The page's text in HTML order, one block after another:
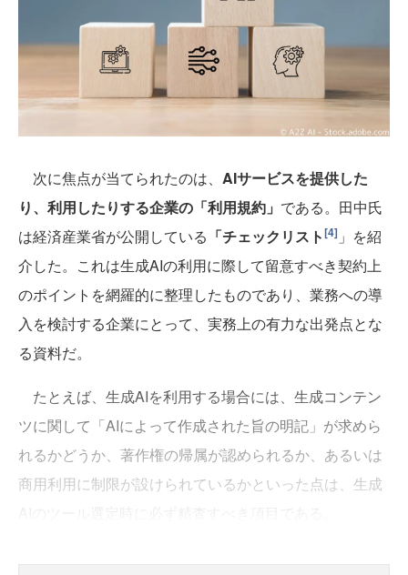
次に焦点が当てられたのは、 AIサービスを提供した
り、利用したりする企業の「利用規約」 である。田中氏
は経済産業省が公開している 「チェックリスト[4] 」を紹
介した。これは生成AIの利用に際して留意すべき契約上
のポイントを網羅的に整理したものであり、業務への導
入を検討する企業にとって、実務上の有力な出発点とな
る資料だ。
たとえば、生成AIを利用する場合には、生成コンテン
ツに関して「AIによって作成された旨の明記」が求めら
れるかどうか、著作権の帰属が認められるか、あるいは
商用利用に制限が設けられているかといった点は、生成